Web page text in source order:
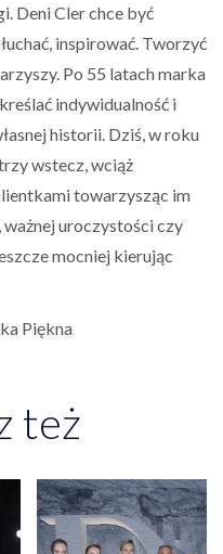
Deni Cler chce być
inspirować. Tworzyć
Po 55 latach marka
indywidualność i
historii. Dziś, w roku
wstecz, wciąż
towarzysząc im
ważnej uroczystości czy
mocniej kierując
Piękna
też